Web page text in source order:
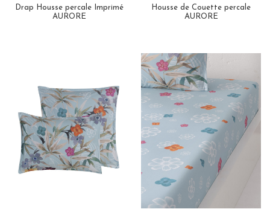
Drap Housse percale Imprimé
AURORE
Housse de Couette percale
AURORE